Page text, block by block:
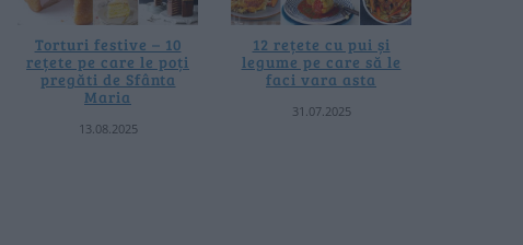
Torturi festive – 10
rețete pe care le poți
pregăti de Sfânta
Maria
13.08.2025
12 rețete cu pui și
legume pe care să le
faci vara asta
31.07.2025